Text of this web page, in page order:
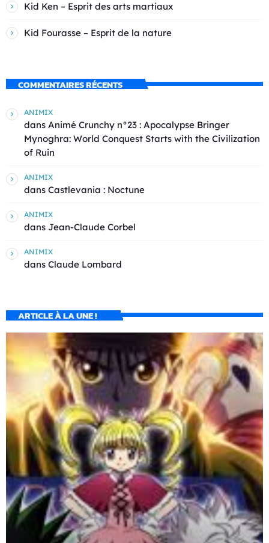
Kid Ken – Esprit des arts martiaux
Kid Fourasse – Esprit de la nature
COMMENTAIRES RÉCENTS
ANIMIX
dans Animé Crunchy n°23 : Apocalypse Bringer
Mynoghra: World Conquest Starts with the Civilization
of Ruin
ANIMIX
dans Castlevania : Noctune
ANIMIX
dans Jean-Claude Corbel
ANIMIX
dans Claude Lombard
ARTICLE À LA UNE !